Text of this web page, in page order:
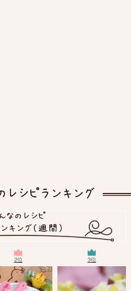
2位 3位